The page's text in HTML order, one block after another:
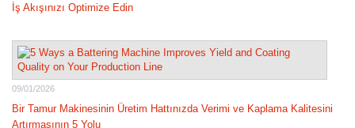
İş Akışınızı Optimize Edin
09/01/2026
Bir Tamur Makinesinin Üretim Hattınızda Verimi ve Kaplama Kalitesini
Artırmasının 5 Yolu